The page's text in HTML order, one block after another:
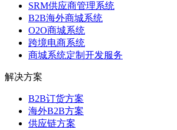
SRM供应商管理系统
B2B海外商城系统
O2O商城系统
跨境电商系统
商城系统定制开发服务
解决方案
B2B订货方案
海外B2B方案
供应链方案